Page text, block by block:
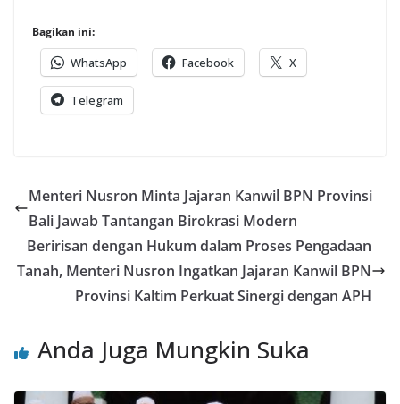
Bagikan ini:
WhatsApp Facebook X
Telegram
Menteri Nusron Minta Jajaran Kanwil BPN Provinsi
Bali Jawab Tantangan Birokrasi Modern
Beririsan dengan Hukum dalam Proses Pengadaan
Tanah, Menteri Nusron Ingatkan Jajaran Kanwil BPN
Provinsi Kaltim Perkuat Sinergi dengan APH
Anda Juga Mungkin Suka